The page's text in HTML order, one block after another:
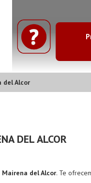
del Alcor
DEL ALCOR
Mairena del Alcor. Te